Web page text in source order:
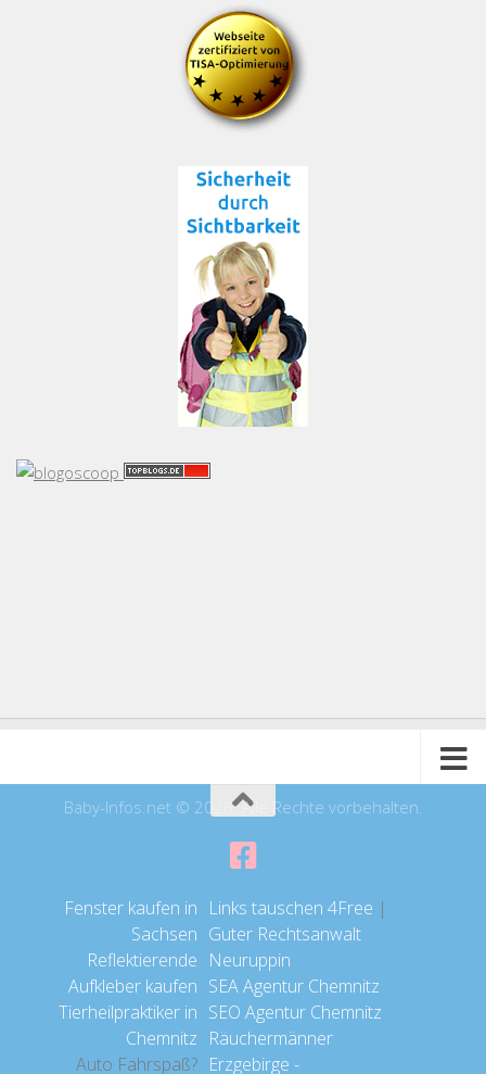
Baby-Infos.net © 2026. Alle Rechte vorbehalten.
Fenster kaufen in
Sachsen
Reflektierende
Aufkleber kaufen
Tierheilpraktiker in
Chemnitz
Auto Fahrspaß?
Links tauschen 4Free |
Guter Rechtsanwalt
Neuruppin
SEA Agentur Chemnitz
SEO Agentur Chemnitz
Räuchermänner
Erzgebirge -